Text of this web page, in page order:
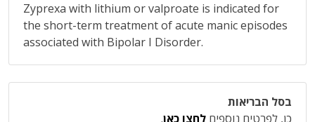
Zyprexa with lithium or valproate is indicated for
the short-term treatment of acute manic episodes
associated with Bipolar I Disorder.
בסל הבריאות
כן, לפרטים נוספים לחצו כאן.